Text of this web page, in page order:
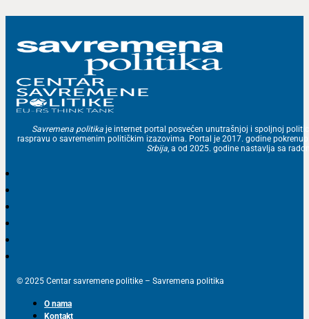
Savremena politika je internet portal posvećen unutrašnjoj i spoljnoj
raspravu o savremenim političkim izazovima. Portal je 2017. godine
Srbija , a od 2025. godine nastavlja sa
© 2025 Centar savremene politike – Savremena politika
O nama
Kontakt